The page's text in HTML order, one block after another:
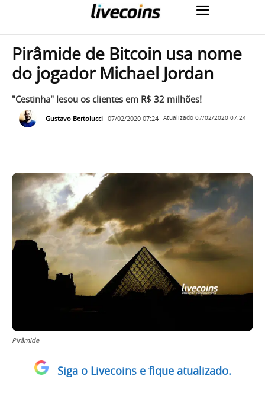
Pirâmide de Bitcoin usa nome
do jogador Michael Jordan
"Cestinha" lesou os clientes em R$ 32 milhões!
Gustavo Bertolucci 07/02/2020 07:24 Atualizado 07/02/2020 07:24
Pirâmide
Siga o Livecoins e fique atualizado.